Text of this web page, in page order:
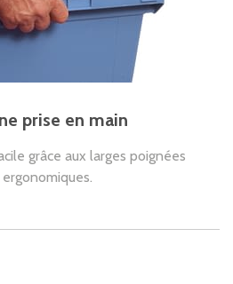
prise en main
grâce aux larges poignées
ergonomiques.